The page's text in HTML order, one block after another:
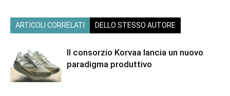
ARTICOLI CORRELATI DELLO STESSO AUTORE
Il consorzio Korvaa lancia un nuovo
paradigma produttivo